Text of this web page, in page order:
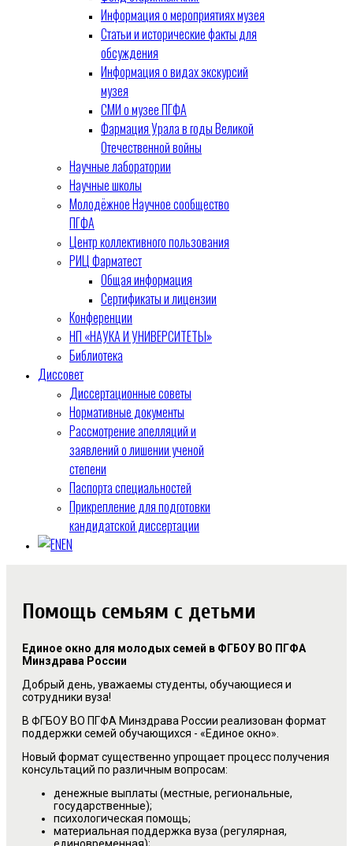
Информация о мероприятиях музея
Статьи и исторические факты для
обсуждения
Информация о видах экскурсий
музея
СМИ о музее ПГФА
Фармация Урала в годы Великой
Отечественной войны
Научные лаборатории
Научные школы
Молодёжное Научное сообщество
ПГФА
Центр коллективного пользования
РИЦ Фарматест
Общая информация
Сертификаты и лицензии
Конференции
НП «НАУКА И УНИВЕРСИТЕТЫ»
Библиотека
Диссовет
Диссертационные советы
Нормативные документы
Рассмотрение апелляций и
заявлений о лишении ученой
степени
Паспорта специальностей
Прикрепление для подготовки
кандидатской диссертации
EN
Помощь семьям с детьми
Единое окно для молодых семей в ФГБОУ ВО ПГФА
Минздрава России
Добрый день, уважаемы студенты, обучающиеся и
сотрудники вуза!
В ФГБОУ ВО ПГФА Минздрава России реализован формат
поддержки семей обучающихся - «Единое окно».
Новый формат существенно упрощает процесс получения
консультаций по различным вопросам:
денежные выплаты (местные, региональные,
государственные);
психологическая помощь;
материальная поддержка вуза (регулярная,